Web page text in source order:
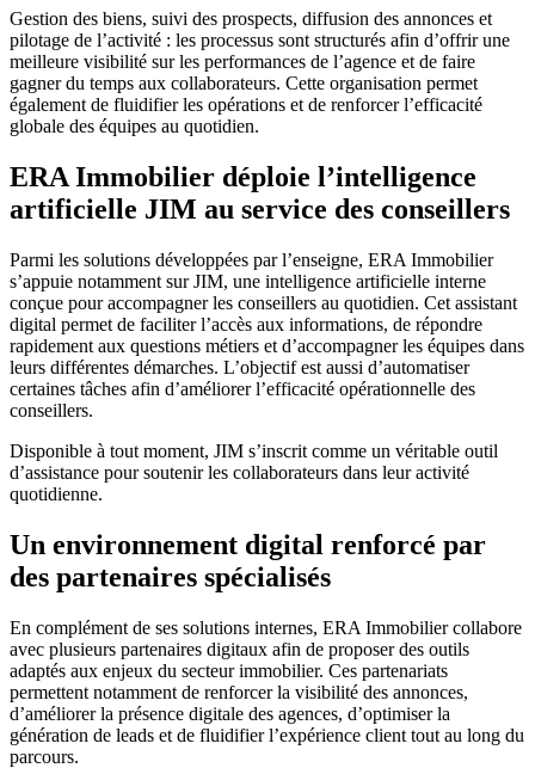
Gestion des biens, suivi des prospects, diffusion des annonces et
pilotage de l’activité : les processus sont structurés afin d’offrir une
meilleure visibilité sur les performances de l’agence et de faire
gagner du temps aux collaborateurs. Cette organisation permet
également de fluidifier les opérations et de renforcer l’efficacité
globale des équipes au quotidien.
ERA Immobilier déploie l’intelligence
artificielle JIM au service des conseillers
Parmi les solutions développées par l’enseigne, ERA Immobilier
s’appuie notamment sur JIM, une intelligence artificielle interne
conçue pour accompagner les conseillers au quotidien. Cet assistant
digital permet de faciliter l’accès aux informations, de répondre
rapidement aux questions métiers et d’accompagner les équipes dans
leurs différentes démarches. L’objectif est aussi d’automatiser
certaines tâches afin d’améliorer l’efficacité opérationnelle des
conseillers.
Disponible à tout moment, JIM s’inscrit comme un véritable outil
d’assistance pour soutenir les collaborateurs dans leur activité
quotidienne.
Un environnement digital renforcé par
des partenaires spécialisés
En complément de ses solutions internes, ERA Immobilier collabore
avec plusieurs partenaires digitaux afin de proposer des outils
adaptés aux enjeux du secteur immobilier. Ces partenariats
permettent notamment de renforcer la visibilité des annonces,
d’améliorer la présence digitale des agences, d’optimiser la
génération de leads et de fluidifier l’expérience client tout au long du
parcours.